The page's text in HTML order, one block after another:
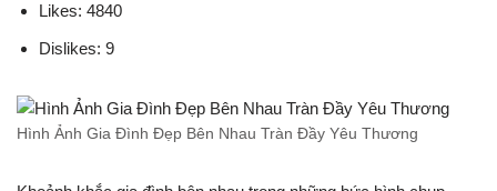
Likes: 4840
Dislikes: 9
Hình Ảnh Gia Đình Đẹp Bên Nhau Tràn Đầy Yêu Thương